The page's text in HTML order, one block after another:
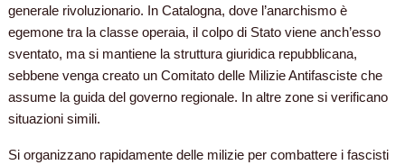
generale rivoluzionario. In Catalogna, dove l’anarchismo è
egemone tra la classe operaia, il colpo di Stato viene anch’esso
sventato, ma si mantiene la struttura giuridica repubblicana,
sebbene venga creato un Comitato delle Milizie Antifasciste che
assume la guida del governo regionale. In altre zone si verificano
situazioni simili.
Si organizzano rapidamente delle milizie per combattere i fascisti